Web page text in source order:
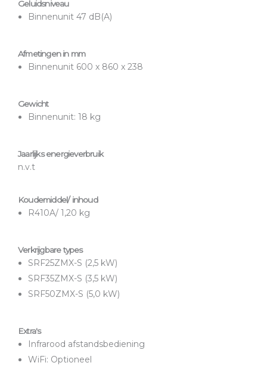
Geluidsniveau
Binnenunit 47 dB(A)
Afmetingen in mm
Binnenunit 600 x 860 x 238
Gewicht
Binnenunit: 18 kg
Jaarlijks energieverbruik
n.v.t
Koudemiddel/ inhoud
R410A/ 1,20 kg
Verkrijgbare types
SRF25ZMX-S (2,5 kW)
SRF35ZMX-S (3,5 kW)
SRF50ZMX-S (5,0 kW)
Extra's
Infrarood afstandsbediening
WiFi: Optioneel